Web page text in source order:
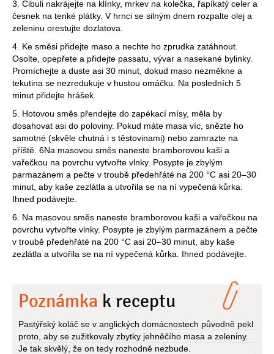
3. Cibuli nakrájejte na klínky, mrkev na kolečka, řapíkatý celer a
česnek na tenké plátky. V hrnci se silným dnem rozpalte olej a
zeleninu orestujte dozlatova.
4. Ke směsi přidejte maso a nechte ho zprudka zatáhnout.
Osolte, opepřete a přidejte passatu, vývar a nasekané bylinky.
Promíchejte a duste asi 30 minut, dokud maso nezměkne a
tekutina se nezredukuje v hustou omáčku. Na posledních 5
minut přidejte hrášek.
5. Hotovou směs přendejte do zapékací mísy, měla by
dosahovat asi do poloviny. Pokud máte masa víc, snězte ho
samotné (skvěle chutná i s těstovinami) nebo zamrazte na
příště. 6Na masovou směs naneste bramborovou kaši a
vařečkou na povrchu vytvořte vlnky. Posypte je zbylým
parmazánem a pečte v troubě předehřáté na 200 °C asi 20–30
minut, aby kaše zezlátla a utvořila se na ní vypečená kůrka.
Ihned podávejte.
6. Na masovou směs naneste bramborovou kaši a vařečkou na
povrchu vytvořte vlnky. Posypte je zbylým parmazánem a pečte
v troubě předehřáté na 200 °C asi 20–30 minut, aby kaše
zezlátla a utvořila se na ní vypečená kůrka. Ihned podávejte.
Poznámka k receptu
Pastýřský koláč se v anglických domácnostech původně pekl
proto, aby se zužitkovaly zbytky jehněčího masa a zeleniny.
Je tak skvělý, že on tedy rozhodně nezbude.